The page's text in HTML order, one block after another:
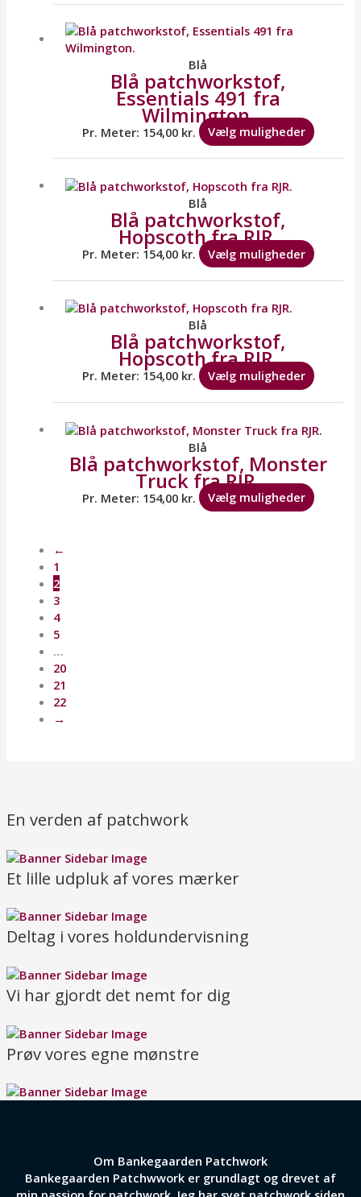
Blå
Blå patchworkstof,
Essentials 491 fra
Wilmington.
Pr. Meter: 154,00 kr. Vælg muligheder vælges
Blå
Blå patchworkstof,
Hopscoth fra RJR.
Pr. Meter: 154,00 kr. Vælg muligheder
vælges
Blå
Blå patchworkstof,
Hopscoth fra RJR.
Pr. Meter: 154,00 kr. Vælg muligheder
vælges
på
Blå
Blå patchworkstof, Monster
Truck fra RJR.
Pr. Meter: 154,00 kr. Vælg muligheder
vare
flere
←
1
2
3
4
5
…
20
21
22
→
En verden af patchwork
Et lille udpluk af vores mærker
Deltag i vores holdundervisning
Vi har gjordt det nemt for dig
Prøv vores egne mønstre
Om Bankegaarden Patchwork
Bankegaarden Patchwwork er grundlagt og drevet af